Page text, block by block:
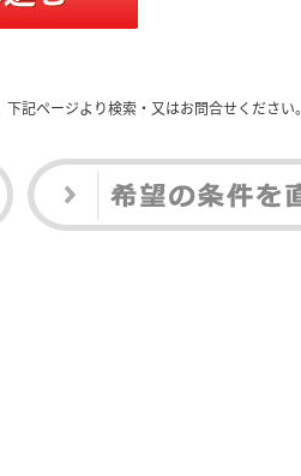
記ページより検索・又はお問合せください。